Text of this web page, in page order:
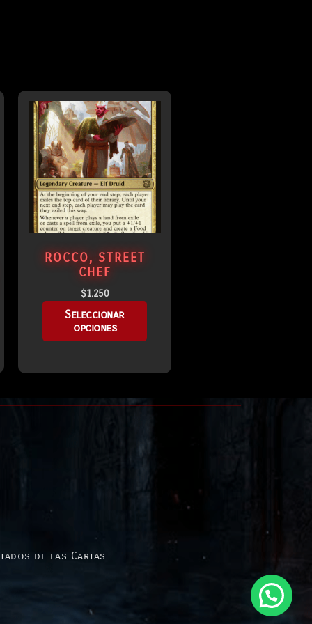
ROCCO, STREET
CHEF
$1.250
Seleccionar
opciones
de las Cartas